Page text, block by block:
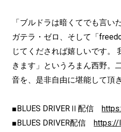
「ブルドラは暗くてでも言い
ガテラ・ゼロ、そして「
じてくだされば嬉しいです。
きます」というろまん西野。
音を、是非自由に堪能して頂
■BLUES DRIVERⅡ配信
■BLUES DRIVER配信 https://